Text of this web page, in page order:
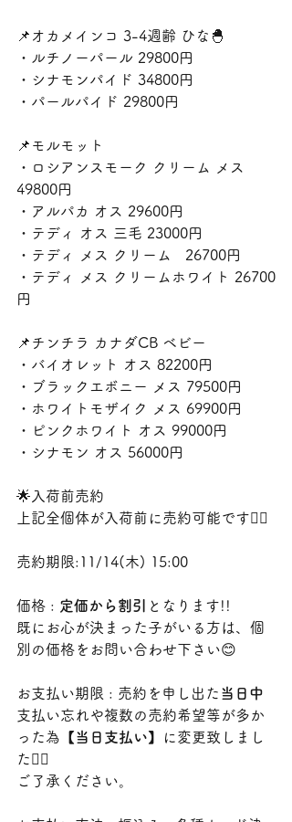
📌オカメインコ 3-4週齢 ひな🐣
・ルチノーパール 29800円
・シナモンパイド 34800円
・パールパイド 29800円
📌モルモット
・ロシアンスモーク クリーム メス
49800円
・アルパカ オス 29600円
・テディ オス 三毛 23000円
・テディ メス クリーム   26700円
・テディ メス クリームホワイト 26700
円
📌チンチラ カナダCB ベビー
・バイオレット オス 82200円
・ブラックエボニー メス 79500円
・ホワイトモザイク メス 69900円
・ピンクホワイト オス 99000円
・シナモン オス 56000円
🌟入荷前売約
上記全個体が入荷前に売約可能です🙆‍♀️
売約期限:11/14(木) 15:00
価格 : 定価から割引
となります!!
既にお心が決まった子がいる方は、個
別の価格をお問い合わせ下さい😊
お支払い期限 : 売約を申し出た 当日中
支払い忘れや複数の売約希望等が多か
った為 【当日支払い】
に変更致しまし
た🙇‍♂️
ご了承ください。